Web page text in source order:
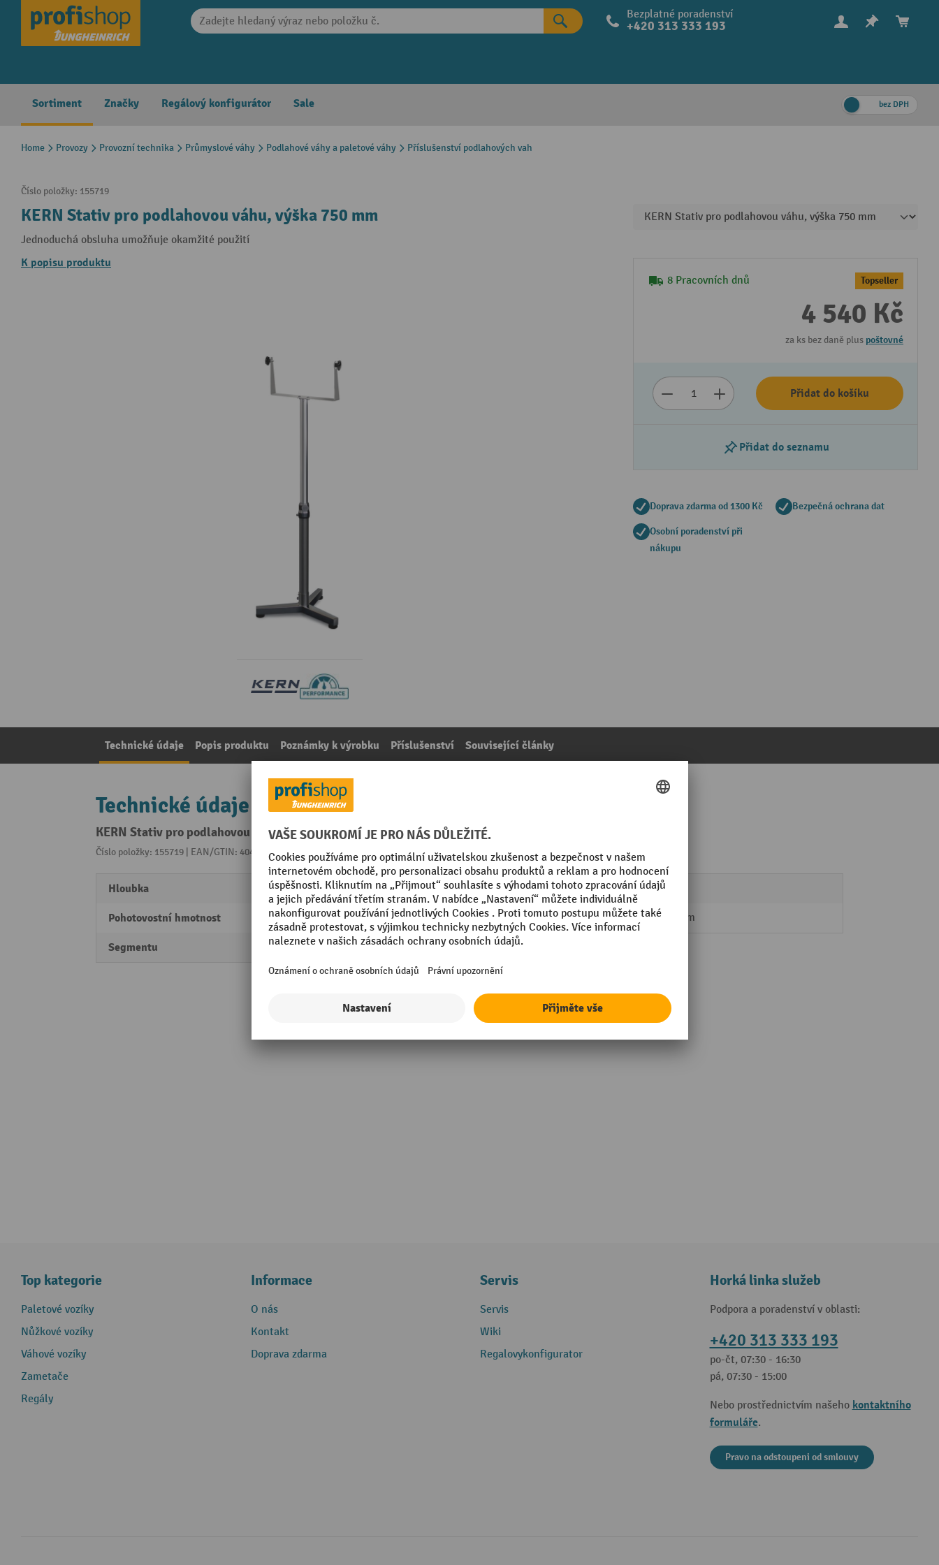
Skip to main navigation Bezplatné poradenství
+420 313 333 193
Sortiment Značky Regálový konfigurátor Sale bez DPH
Home Provozy Provozní technika Průmyslové váhy Podlahové váhy a paletové váhy Příslušenství podlahových vah
Číslo položky: 155719
KERN Stativ pro podlahovou váhu, výška 750 mm
Jednoduchá obsluha umožňuje okamžité použití
K popisu produktu
8 Pracovních dnů Topseller
4 540 Kč
za ks bez daně plus poštovné
Přidat do košíku
Přidat do seznamu
Doprava zdarma od 1300 Kč Bezpečná ochrana dat
Osobní poradenství při
nákupu
Technické údaje Popis produktu Poznámky k výrobku Příslušenství Související články
Technické údaje
KERN Stativ pro podlahovou váhu, výška 750 mm
Číslo položky: 155719 | EAN/GTIN: 4045761111547 Z kategorie: Příslušenství podlahových vah
Hloubka 400 mm
Pohotovostní hmotnost 3 kg
Segmentu Performance
Značka KERN
Šířka 440 mm
Top kategorie
Paletové vozíky
Nůžkové vozíky
Váhové vozíky
Zametače
Regály
Informace
O nás
Kontakt
Doprava zdarma
Servis
Servis
Wiki
Regalovykonfigurator
Horká linka služeb
Podpora a poradenství v oblasti:
+420 313 333 193
po-čt, 07:30 - 16:30
pá, 07:30 - 15:00
Nebo prostřednictvím našeho kontaktního
formuláře.
Pravo na odstoupeni od smlouvy